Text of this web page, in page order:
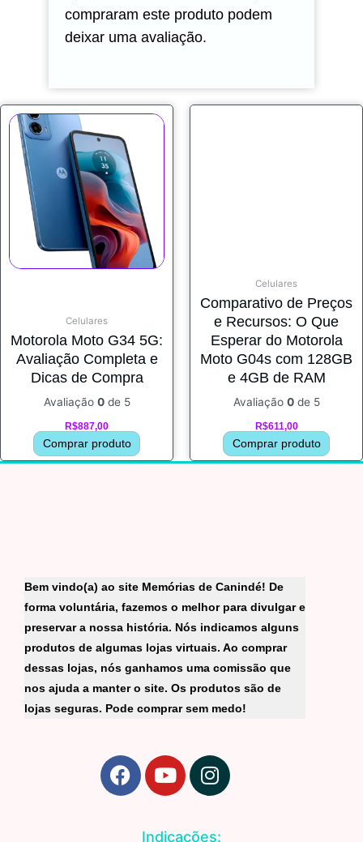
Celulares
Motorola Moto G34 5G:
Avaliação Completa e
Dicas de Compra
Avaliação 0de 5
R$887,00
Comprar produto
Celulares
Comparativo de Preços
e Recursos: O Que
Esperar do Motorola
Moto G04s com 128GB
e 4GB de RAM
Avaliação 0de 5
R$611,00
Comprar produto
compraram este produto podem
deixar uma avaliação.
Bem vindo(a) ao site Memórias de Canindé! De
forma voluntária, fazemos o melhor para divulgar e
preservar a nossa história. Nós indicamos alguns
produtos de algumas lojas virtuais. Ao comprar
dessas lojas, nós ganhamos uma comissão que
nos ajuda a manter o site. Os produtos são de
lojas seguras. Pode comprar sem medo!
F
a
Y
o
t
I
n
Indicações: